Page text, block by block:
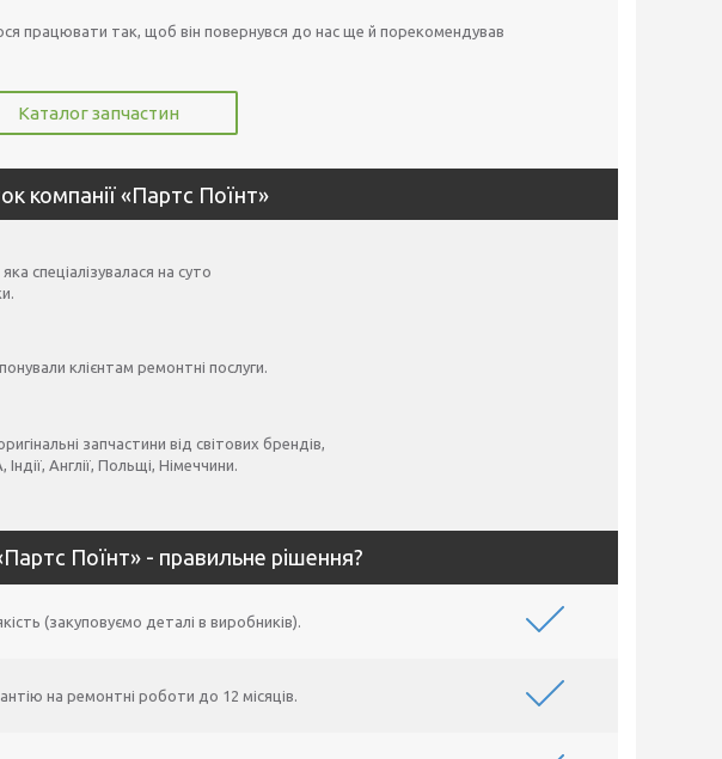
працювати так, щоб він повернувся до нас ще й порекомендував
Каталог запчастин
компанії «Партс Поїнт»
спеціалізувалася на суто
клієнтам ремонтні послуги.
запчастини від світових брендів,
Англії, Польщі, Німеччини.
Поїнт» - правильне рішення?
(закуповуємо деталі в виробників).
на ремонтні роботи до 12 місяців.